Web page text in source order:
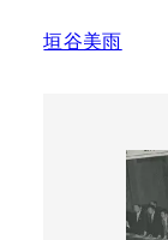
垣谷美雨